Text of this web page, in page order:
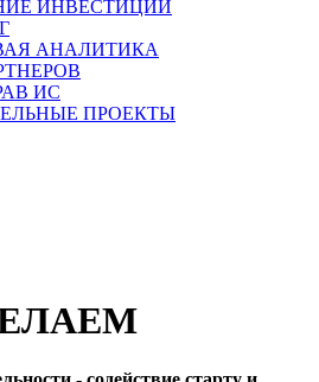
ИНВЕСТИЦИЙ
АНАЛИТИКА
ИС
ПРОЕКТЫ